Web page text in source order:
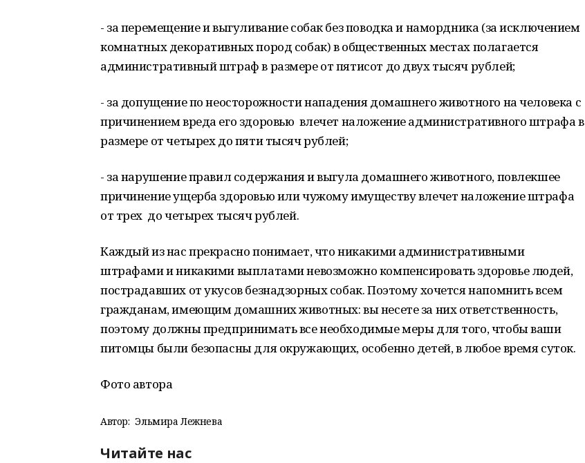
- за перемещение и выгуливание собак без поводка и намордника (за исключением
комнатных декоративных пород собак) в общественных местах полагается
административный штраф в размере от пятисот до двух тысяч рублей;
- за допущение по неосторожности нападения домашнего животного на человека с
причинением вреда его здоровью ​ влечет наложение административного штрафа в
размере от четырех до пяти тысяч рублей;
- за нарушение правил содержания и выгула домашнего животного, повлекшее
причинение ущерба здоровью или чужому имуществу влечет наложение штрафа
от трех ​ до четырех тысяч рублей.
Каждый из нас прекрасно понимает, что никакими административными
штрафами и никакими выплатами невозможно компенсировать здоровье людей,
пострадавших от укусов безнадзорных собак. Поэтому хочется напомнить всем
гражданам, имеющим домашних животных: вы несете за них ответственность,
поэтому должны предпринимать все необходимые меры для того, чтобы ваши
питомцы были безопасны для окружающих, особенно детей, в любое время суток.
Фото автора
Автор: Эльмира Лежнева
Читайте нас